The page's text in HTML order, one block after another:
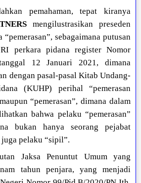
pemahaman, tepat kiranya
mengilustrasikan preseden
sebagaimana putusan
perkara pidana register Nomor
12 Januari 2021, dimana
dengan pasal-pasal Kitab Undang-
(KUHP) perihal “pemerasan
“pemerasan”, dimana dalam
bahwa pelaku “pemerasan”
bukan hanya seorang pejabat
pelaku “sipil”.
Jaksa Penuntut Umum yang
tahun penjara, yang menjadi